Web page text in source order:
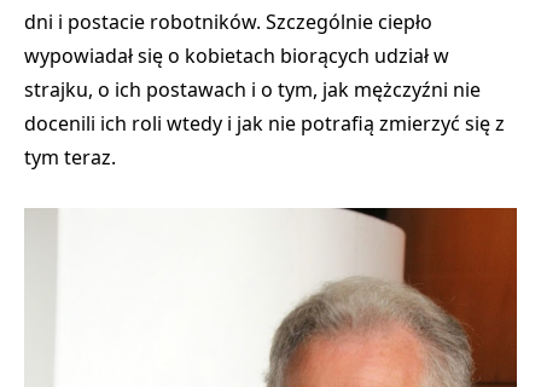
dni i postacie robotników. Szczególnie ciepło
wypowiadał się o kobietach biorących udział w
strajku, o ich postawach i o tym, jak mężczyźni nie
docenili ich roli wtedy i jak nie potrafią zmierzyć się z
tym teraz.